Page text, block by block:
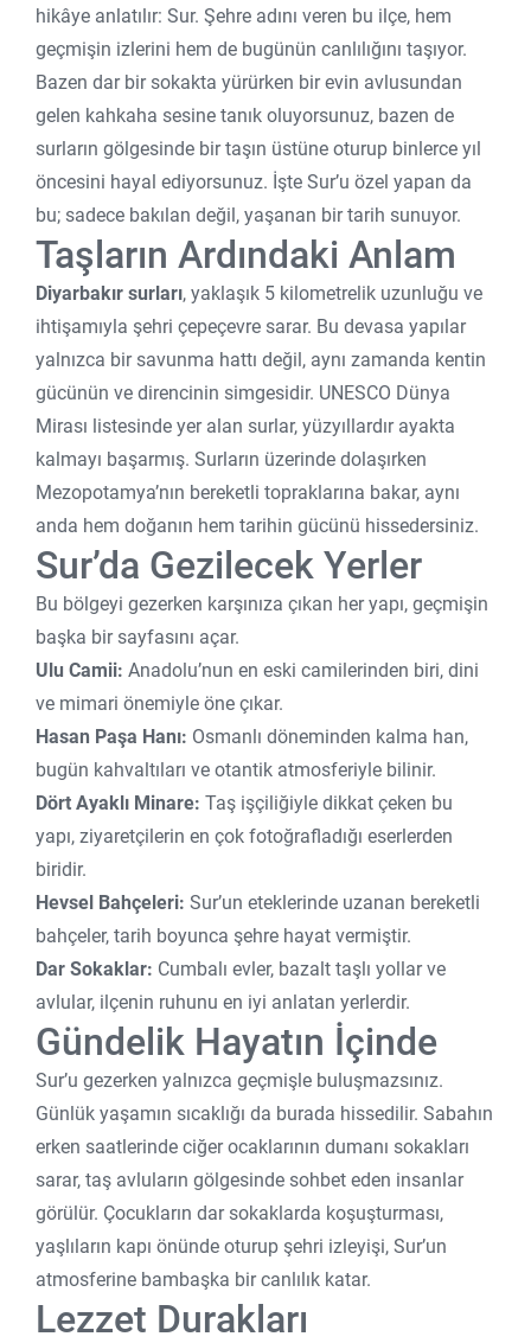
hikâye anlatılır: Sur. Şehre adını veren bu ilçe, hem
geçmişin izlerini hem de bugünün canlılığını taşıyor.
Bazen dar bir sokakta yürürken bir evin avlusundan
gelen kahkaha sesine tanık oluyorsunuz, bazen de
surların gölgesinde bir taşın üstüne oturup binlerce yıl
öncesini hayal ediyorsunuz. İşte Sur’u özel yapan da
bu; sadece bakılan değil, yaşanan bir tarih sunuyor.
Taşların Ardındaki Anlam
Diyarbakır surları, yaklaşık 5 kilometrelik uzunluğu ve
ihtişamıyla şehri çepeçevre sarar. Bu devasa yapılar
yalnızca bir savunma hattı değil, aynı zamanda kentin
gücünün ve direncinin simgesidir. UNESCO Dünya
Mirası listesinde yer alan surlar, yüzyıllardır ayakta
kalmayı başarmış. Surların üzerinde dolaşırken
Mezopotamya’nın bereketli topraklarına bakar, aynı
anda hem doğanın hem tarihin gücünü hissedersiniz.
Sur’da Gezilecek Yerler
Bu bölgeyi gezerken karşınıza çıkan her yapı, geçmişin
başka bir sayfasını açar.
Ulu Camii: Anadolu’nun en eski camilerinden biri, dini
ve mimari önemiyle öne çıkar.
Hasan Paşa Hanı: Osmanlı döneminden kalma han,
bugün kahvaltıları ve otantik atmosferiyle bilinir.
Dört Ayaklı Minare: Taş işçiliğiyle dikkat çeken bu
yapı, ziyaretçilerin en çok fotoğrafladığı eserlerden
biridir.
Hevsel Bahçeleri: Sur’un eteklerinde uzanan bereketli
bahçeler, tarih boyunca şehre hayat vermiştir.
Dar Sokaklar: Cumbalı evler, bazalt taşlı yollar ve
avlular, ilçenin ruhunu en iyi anlatan yerlerdir.
Gündelik Hayatın İçinde
Sur’u gezerken yalnızca geçmişle buluşmazsınız.
Günlük yaşamın sıcaklığı da burada hissedilir. Sabahın
erken saatlerinde ciğer ocaklarının dumanı sokakları
sarar, taş avluların gölgesinde sohbet eden insanlar
görülür. Çocukların dar sokaklarda koşuşturması,
yaşlıların kapı önünde oturup şehri izleyişi, Sur’un
atmosferine bambaşka bir canlılık katar.
Lezzet Durakları